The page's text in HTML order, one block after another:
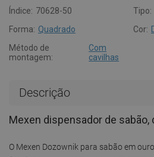
Índice: 70628-50 Tipo:
Forma: Quadrado Cor:
Método de
montagem:
Com
cavilhas
Descrição
Mexen dispensador de sabão,
O Mexen Dozownik para sabão em